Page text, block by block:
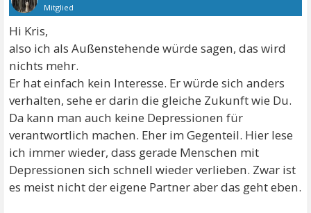
Mitglied
Hi Kris,
also ich als Außenstehende würde sagen, das wird
nichts mehr.
Er hat einfach kein Interesse. Er würde sich anders
verhalten, sehe er darin die gleiche Zukunft wie Du.
Da kann man auch keine Depressionen für
verantwortlich machen. Eher im Gegenteil. Hier lese
ich immer wieder, dass gerade Menschen mit
Depressionen sich schnell wieder verlieben. Zwar ist
es meist nicht der eigene Partner aber das geht eben.